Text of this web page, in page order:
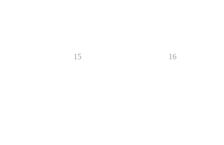
15 16